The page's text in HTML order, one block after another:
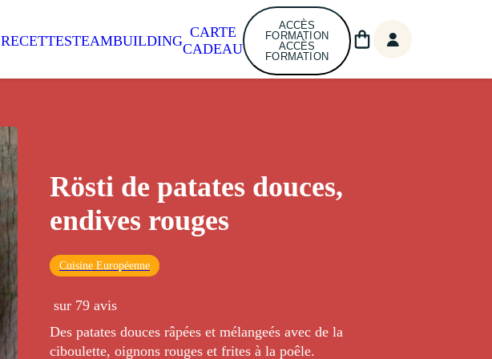
RECETTESTEAMBUILDING
CARTE
CADEAU
ACCÈS
FORMATION
ACCÈS
FORMATION
Rösti de patates douces,
endives rouges
Cuisine Européenne
sur 79 avis
Des patates douces râpées et mélangeés avec de la
ciboulette, oignons rouges et frites à la poêle.